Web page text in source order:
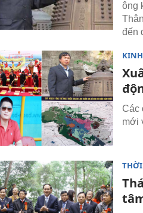
ông
đến
Các
mới